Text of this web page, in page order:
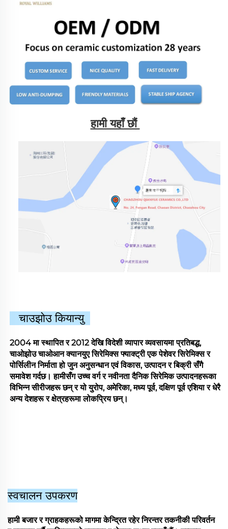
हामी यहाँ छौं
चाउझोउ कियान्यु
2004 मा स्थापित र 2012 देखि विदेशी व्यापार व्यवसायमा प्रतिबद्ध,
चाओझोउ चाओआन क्यानयुए सिरेमिक्स फ्याक्ट्री एक पेशेवर सिरेमिक्स र
पोर्सिलीन निर्माता हो जुन अनुसन्धान एवं विकास, उत्पादन र बिक्री सँगै
समावेश गर्दछ। हामीसँग उच्च वर्ग र नवीनता दैनिक सिरेमिक उत्पादनहरूका
विभिन्न सीरीजहरू छन् र यो युरोप, अमेरिका, मध्य पूर्व, दक्षिण पूर्व एशिया र धेरै
अन्य देशहरू र क्षेत्रहरूमा लोकप्रिय छन्।
स्वचालन उपकरण
हामी बजार र ग्राहकहरूको मागमा केन्द्रित रहेर निरन्तर तकनीकी परिवर्तन